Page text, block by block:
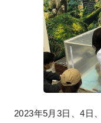
2023年5月3日、4日